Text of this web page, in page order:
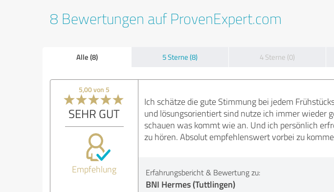
8 Bewertungen auf ProvenExpert.com
Alle (8) 5 Sterne (8) 4 Sterne (0)
5,00 von 5
SEHR GUT
Empfehlung
Ich schätze die gute Stimmung bei jedem
und lösungsorientiert sind nutze ich immer wieder
schauen was kommt wie an. Und ich persönlich
zu hören. Absolut empfehlenswert vorbei zu
Erfahrungsbericht & Bewertung zu:
BNI Hermes (Tuttlingen)